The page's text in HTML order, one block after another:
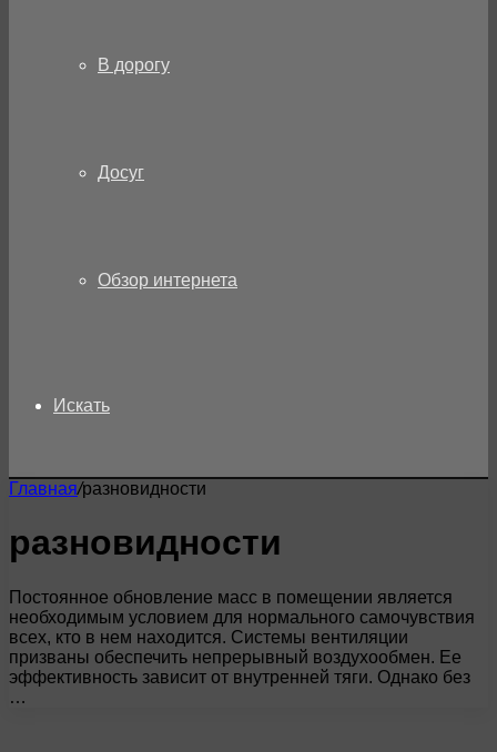
В дорогу
Досуг
Обзор интернета
Искать
Главная/разновидности
разновидности
Постоянное обновление масс в помещении является
необходимым условием для нормального самочувствия
всех, кто в нем находится. Системы вентиляции
призваны обеспечить непрерывный воздухообмен. Ее
эффективность зависит от внутренней тяги. Однако без
…